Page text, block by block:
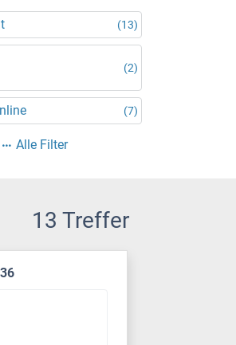
(13)
(2)
(7)
Alle Filter
13 Treffer